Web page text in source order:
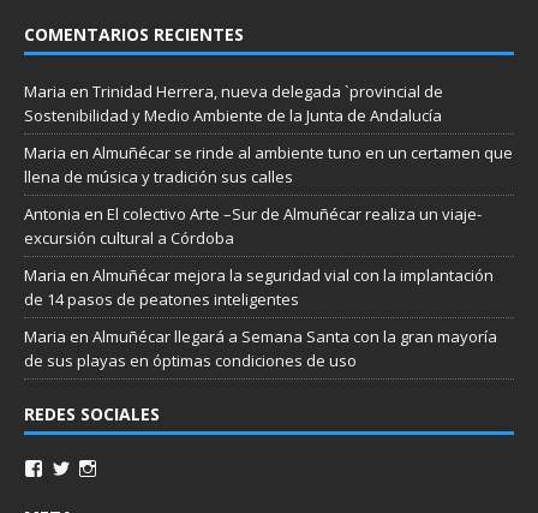
COMENTARIOS RECIENTES
Maria en Trinidad Herrera, nueva delegada `provincial de
Sostenibilidad y Medio Ambiente de la Junta de Andalucía
Maria en Almuñécar se rinde al ambiente tuno en un certamen que
llena de música y tradición sus calles
Antonia en El colectivo Arte –Sur de Almuñécar realiza un viaje-
excursión cultural a Córdoba
Maria en Almuñécar mejora la seguridad vial con la implantación
de 14 pasos de peatones inteligentes
Maria en Almuñécar llegará a Semana Santa con la gran mayoría
de sus playas en óptimas condiciones de uso
REDES SOCIALES